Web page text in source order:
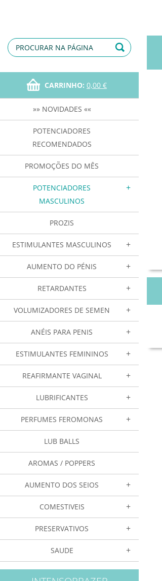
CARRINHO: 0,00 €
»» NOVIDADES ««
POTENCIADORES
RECOMENDADOS
PROMOÇÕES DO MÊS
POTENCIADORES
MASCULINOS
PROZIS
ESTIMULANTES MASCULINOS
AUMENTO DO PÉNIS
RETARDANTES
VOLUMIZADORES DE SEMEN
ANÉIS PARA PENIS
ESTIMULANTES FEMININOS
REAFIRMANTE VAGINAL
LUBRIFICANTES
PERFUMES FEROMONAS
LUB BALLS
AROMAS / POPPERS
AUMENTO DOS SEIOS
COMESTIVEIS
PRESERVATIVOS
SAUDE